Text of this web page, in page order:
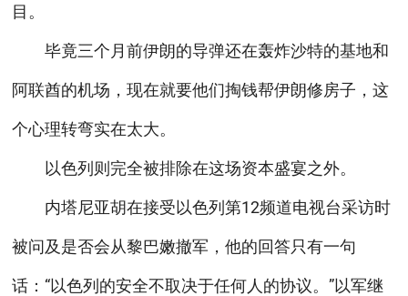
目。
毕竟三个月前伊朗的导弹还在轰炸沙特的基地和
阿联酋的机场，现在就要他们掏钱帮伊朗修房子，这
个心理转弯实在太大。
以色列则完全被排除在这场资本盛宴之外。
内塔尼亚胡在接受以色列第12频道电视台采访时
被问及是否会从黎巴嫩撤军，他的回答只有一句
话：“以色列的安全不取决于任何人的协议。”以军继